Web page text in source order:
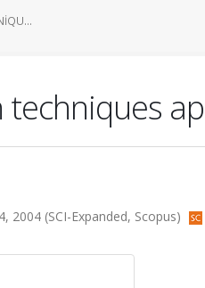
2004 (SCI-Expanded, Scopus)